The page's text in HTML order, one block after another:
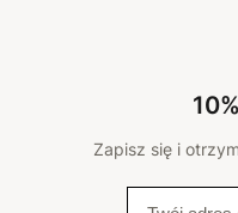
Zapisz się i